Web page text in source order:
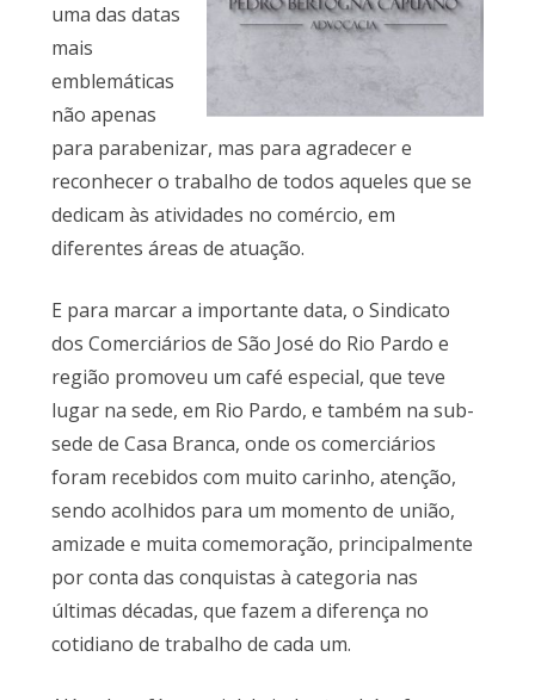
uma das datas
mais
emblemáticas
não apenas
para parabenizar, mas para agradecer e
reconhecer o trabalho de todos aqueles que se
dedicam às atividades no comércio, em
diferentes áreas de atuação.
E para marcar a importante data, o Sindicato
dos Comerciários de São José do Rio Pardo e
região promoveu um café especial, que teve
lugar na sede, em Rio Pardo, e também na sub-
sede de Casa Branca, onde os comerciários
foram recebidos com muito carinho, atenção,
sendo acolhidos para um momento de união,
amizade e muita comemoração, principalmente
por conta das conquistas à categoria nas
últimas décadas, que fazem a diferença no
cotidiano de trabalho de cada um.